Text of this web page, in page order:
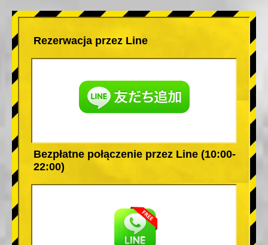
Rezerwacja przez Line
Bezpłatne połączenie przez Line (10:00-
22:00)